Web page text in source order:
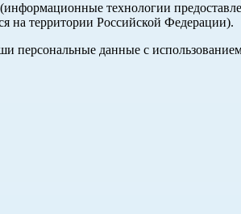
технологии
на территории Российской Федерации).
персональные данные с